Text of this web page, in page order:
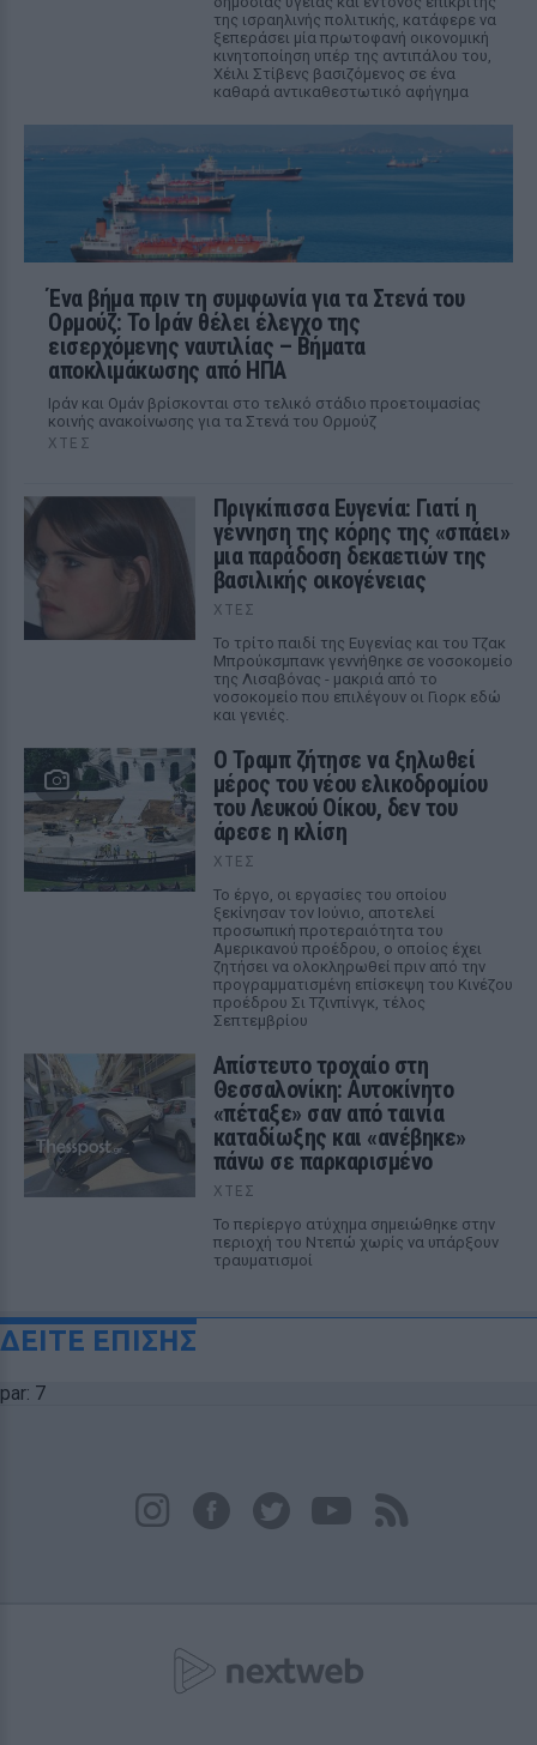
της ισραηλινής πολιτικής, κατάφερε να
ξεπεράσει μία πρωτοφανή οικονομική
κινητοποίηση υπέρ της αντιπάλου του,
Χέιλι Στίβενς βασιζόμενος σε ένα
καθαρά αντικαθεστωτικό αφήγημα
Ένα βήμα πριν τη συμφωνία για τα Στενά του
Ορμούζ: Το Ιράν θέλει έλεγχο της
εισερχόμενης ναυτιλίας – Βήματα
αποκλιμάκωσης από ΗΠΑ
Ιράν και Ομάν βρίσκονται στο τελικό στάδιο προετοιμασίας
κοινής ανακοίνωσης για τα Στενά του Ορμούζ
ΧΤΕΣ
Πριγκίπισσα Ευγενία: Γιατί η
γέννηση της κόρης της «σπάει»
μια παράδοση δεκαετιών της
βασιλικής οικογένειας
ΧΤΕΣ
Το τρίτο παιδί της Ευγενίας και του Τζακ
Μπρούκσμπανκ γεννήθηκε σε νοσοκομείο
της Λισαβόνας - μακριά από το
νοσοκομείο που επιλέγουν οι Γιορκ εδώ
και γενιές.
Ο Τραμπ ζήτησε να ξηλωθεί
μέρος του νέου ελικοδρομίου
του Λευκού Οίκου, δεν του
άρεσε η κλίση
ΧΤΕΣ
Το έργο, οι εργασίες του οποίου
ξεκίνησαν τον Ιούνιο, αποτελεί
προσωπική προτεραιότητα του
Αμερικανού προέδρου, ο οποίος έχει
ζητήσει να ολοκληρωθεί πριν από την
προγραμματισμένη επίσκεψη του Κινέζου
προέδρου Σι Τζινπίνγκ, τέλος
Σεπτεμβρίου
Απίστευτο τροχαίο στη
Θεσσαλονίκη: Αυτοκίνητο
«πέταξε» σαν από ταινία
καταδίωξης και «ανέβηκε»
πάνω σε παρκαρισμένο
ΧΤΕΣ
Το περίεργο ατύχημα σημειώθηκε στην
περιοχή του Ντεπώ χωρίς να υπάρξουν
τραυματισμοί
ΔΕΙΤΕ ΕΠΙΣΗΣ
par: 7